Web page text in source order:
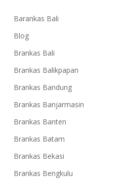
Barankas Bali
Blog
Brankas Bali
Brankas Balikpapan
Brankas Bandung
Brankas Banjarmasin
Brankas Banten
Brankas Batam
Brankas Bekasi
Brankas Bengkulu